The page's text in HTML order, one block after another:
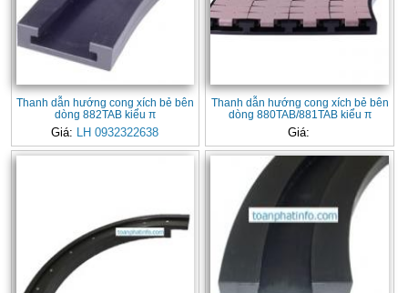
Thanh dẫn hướng cong xích bẻ bên
dòng 882TAB kiểu π
Giá: LH 0932322638
Thanh dẫn hướng cong xích bẻ bên
dòng 880TAB/881TAB kiểu π
Giá: